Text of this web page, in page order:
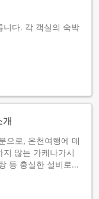
니다. 각 객실의 숙박
으로, 온천여행에 매
않는 가케나가시
등 충실한 설비로